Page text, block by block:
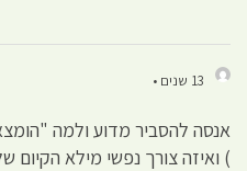
13 שנים •
אנסה להסביר מדוע ולמה
) ואיזה צורך נפשי מילא הקיום